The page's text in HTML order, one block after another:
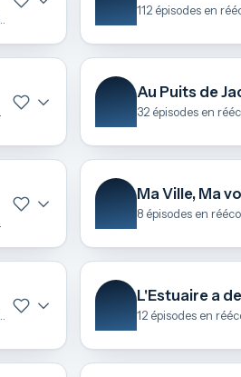
· dernier le 1 mai
Au Puits de
mars
Ma Ville, Ma
L'Estuaire a